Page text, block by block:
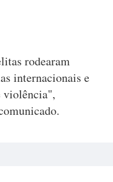
rodearam
internacionais e
violência",